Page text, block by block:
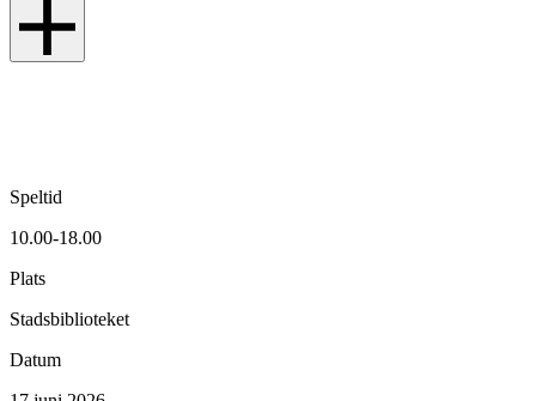
Speltid
10.00-18.00
Plats
Stadsbiblioteket
Datum